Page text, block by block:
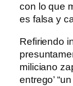
con lo que
es falsa y
Refiriendo
miliciano
entrego’